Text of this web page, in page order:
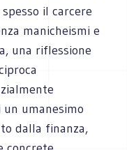
il carcere
manicheismi e
una riflessione
umanesimo
dalla finanza,